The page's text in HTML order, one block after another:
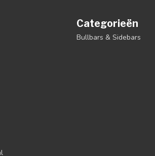
Categorieën
Bullbars & Sidebars